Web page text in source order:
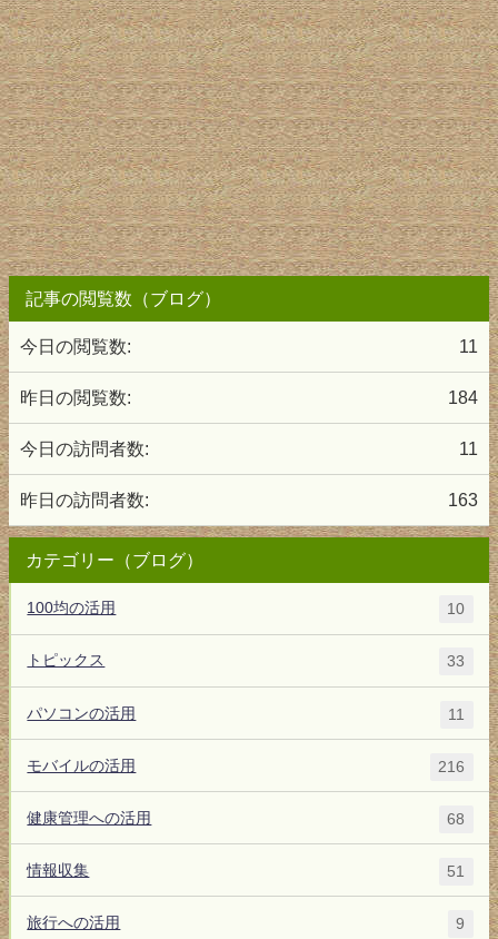
記事の閲覧数（ブログ）
11
今日の閲覧数:
184
昨日の閲覧数:
11
今日の訪問者数:
163
昨日の訪問者数:
カテゴリー（ブログ）
100均の活用 10
トピックス 33
パソコンの活用 11
モバイルの活用 216
健康管理への活用 68
情報収集 51
旅行への活用 9